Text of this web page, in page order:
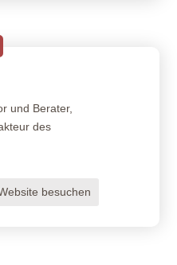
und Berater,
des
besuchen